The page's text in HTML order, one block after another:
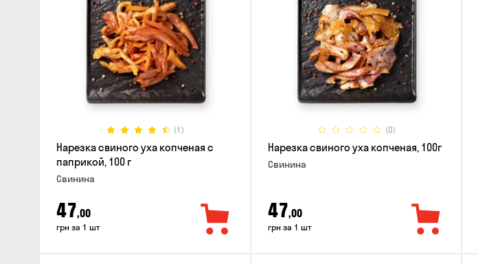
(1)
Нарезка свиного уха копченая с
паприкой, 100 г
Свинина
47,00
грн за 1 шт
(0)
Нарезка свиного уха копченая, 100г
Свинина
47,00
грн за 1 шт